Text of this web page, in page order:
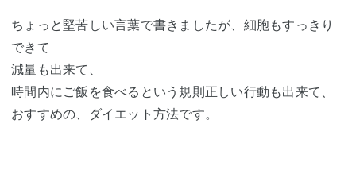
ちょっと堅苦しい言葉で書きましたが、細胞もすっきり
できて
減量も出来て、
時間内にご飯を食べるという規則正しい行動も出来て、
おすすめの、ダイエット方法です。